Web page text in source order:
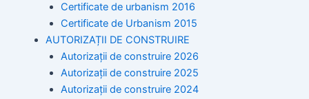
Certificate de urbanism 2016
Certificate de Urbanism 2015
AUTORIZAȚII DE CONSTRUIRE
Autorizații de construire 2026
Autorizații de construire 2025
Autorizații de construire 2024